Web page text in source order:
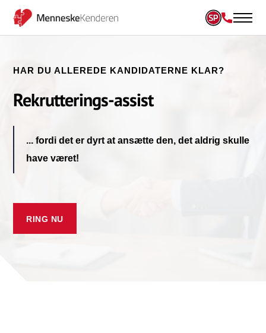
HAR DU ALLEREDE KANDIDATERNE KLAR?
Rekrutterings-assist
... fordi det er dyrt at ansætte den, det aldrig skulle
have været!
RING NU